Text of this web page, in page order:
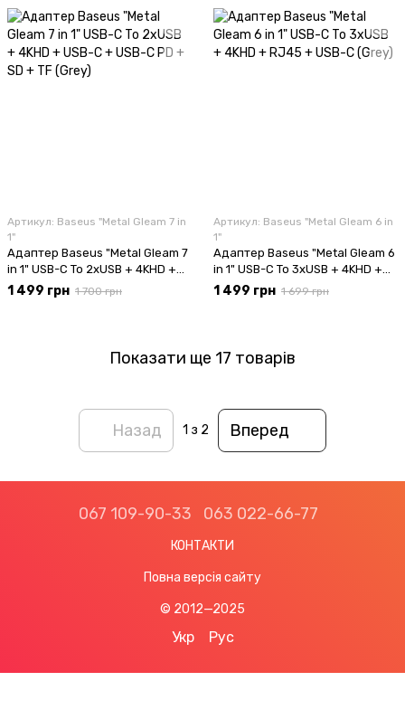
Артикул: Baseus "Metal Gleam 7 in
1"
Адаптер Baseus "Metal Gleam 7
in 1" USB-C To 2xUSB + 4KHD +
USB-C + USB-C PD + SD + TF
1 499 грн 1 700 грн
Артикул: Baseus "Metal Gleam 6 in
1"
Адаптер Baseus "Metal Gleam 6
in 1" USB-C To 3xUSB + 4KHD +
RJ45 + USB-C (Grey)
1 499 грн 1 699 грн
Показати ще 17 товарів
Назад 1 з 2 Вперед
067 109-90-33 063 022-66-77
КОНТАКТИ
Повна версія сайту
© 2012—2025
Укр Рус